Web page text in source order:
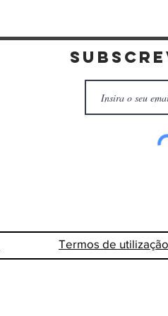
Termos de utilização